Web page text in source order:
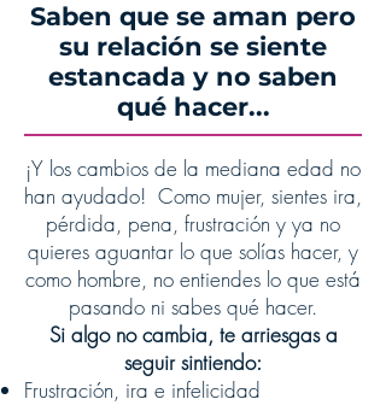
Saben que se aman pero
su relación se siente
estancada y no saben
qué hacer...
¡Y los cambios de la mediana edad no
han ayudado! Como mujer, sientes ira,
pérdida, pena, frustración y ya no
quieres aguantar lo que solías hacer, y
como hombre, no entiendes lo que está
pasando ni sabes qué hacer.
Si algo no cambia, te arriesgas a
seguir sintiendo:
Frustración, ira e infelicidad